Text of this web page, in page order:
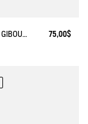
RAIN BOOT GIBOULEE FUR-LINED 75,00$